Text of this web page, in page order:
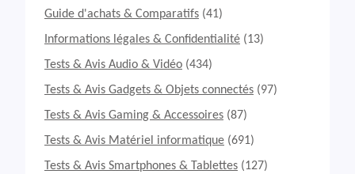
A
v
i
S
m
r
p
h
Guide d'achats & Comparatifs (41)
Informations légales & Confidentialité (13)
Tests & Avis Audio & Vidéo (434)
Tests & Avis Gadgets & Objets connectés (97)
Tests & Avis Gaming & Accessoires (87)
Tests & Avis Matériel informatique (691)
Tests & Avis Smartphones & Tablettes (127)